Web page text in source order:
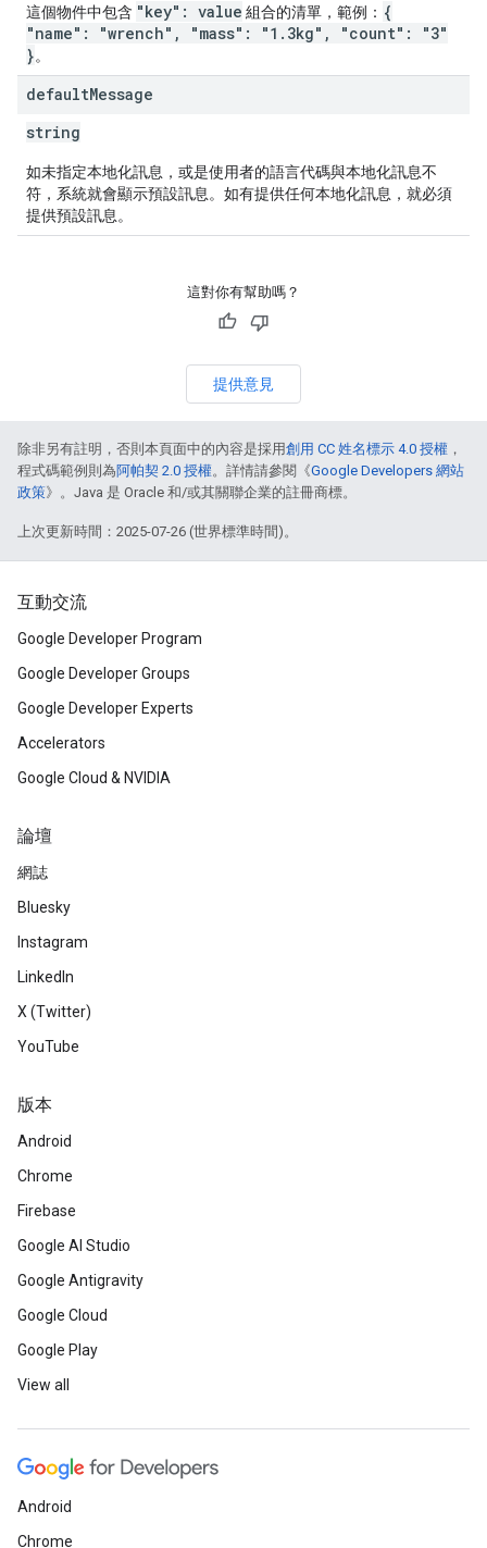
這個物件中包含 "key": value 組合的清單，範例： {
"name": "wrench", "mass": "1.3kg", "count": "3"
}。
defaultMessage
string
如未指定本地化訊息，或是使用者的語言代碼與本地化訊息不
符，系統就會顯示預設訊息。如有提供任何本地化訊息，就必須
提供預設訊息。
這對你有幫助嗎？
提供意見
除非另有註明，否則本頁面中的內容是採用創用 CC 姓名標示 4.0 授權 ，
程式碼範例則為阿帕契 2.0 授權。詳情請參閱《Google Developers 網站
政策》。Java 是 Oracle 和/或其關聯企業的註冊商標。
上次更新時間：2025-07-26 (世界標準時間)。
互動交流
Google Developer Program
Google Developer Groups
Google Developer Experts
Accelerators
Google Cloud & NVIDIA
論壇
網誌
Bluesky
Instagram
LinkedIn
X (Twitter)
YouTube
版本
Android
Chrome
Firebase
Google AI Studio
Google Antigravity
Google Cloud
Google Play
View all
Android
Chrome